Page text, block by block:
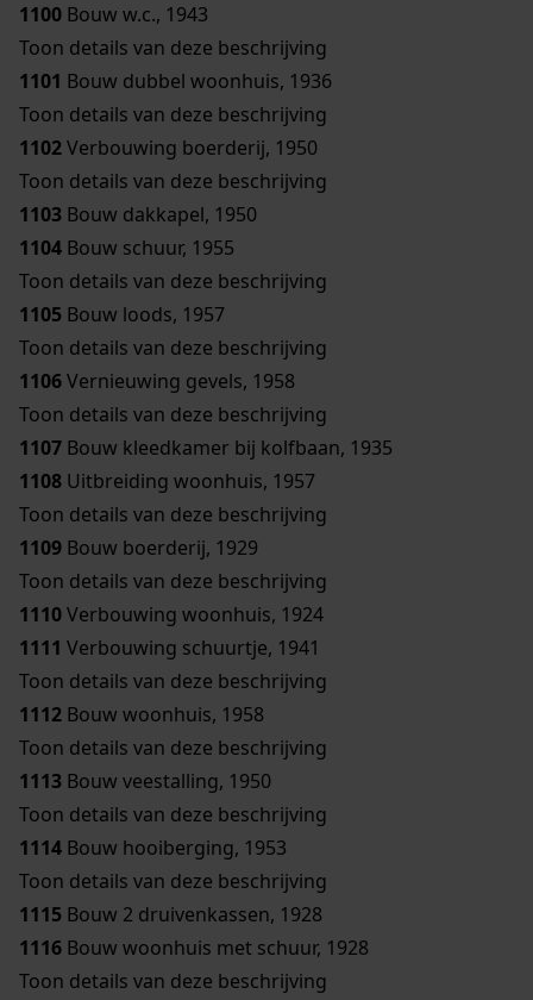
1100 Bouw w.c., 1943
Toon details van deze beschrijving
1101 Bouw dubbel woonhuis, 1936
Toon details van deze beschrijving
1102Verbouwing boerderij, 1950
Toon details van deze beschrijving
1103 Bouw dakkapel, 1950
1104 Bouw schuur, 1955
Toon details van deze beschrijving
1105 Bouw loods, 1957
Toon details van deze beschrijving
1106Vernieuwing gevels, 1958
Toon details van deze beschrijving
1107 Bouw kleedkamer bij kolfbaan, 1935
1108 Uitbreiding woonhuis, 1957
Toon details van deze beschrijving
1109 Bouw boerderij, 1929
Toon details van deze beschrijving
1110Verbouwing woonhuis, 1924
1111 Verbouwing schuurtje, 1941
Toon details van deze beschrijving
1112 Bouw woonhuis, 1958
Toon details van deze beschrijving
1113 Bouw veestalling, 1950
Toon details van deze beschrijving
1114 Bouw hooiberging, 1953
Toon details van deze beschrijving
1115 Bouw 2 druivenkassen, 1928
1116 Bouw woonhuis met schuur, 1928
Toon details van deze beschrijving